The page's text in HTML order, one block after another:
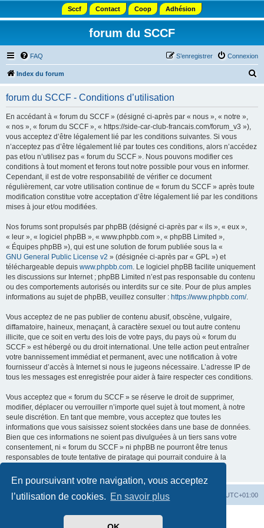
En poursuivant votre navigation, vous acceptez
l’utilisation de cookies. En savoir plus
Sccf Contact Coop Adhésion
forum du SCCF
FAQ Connexion
S’enregistrer
Index du forum
forum du SCCF - Conditions d’utilisation
En accédant à « forum du SCCF » (désigné ci-après par « nous », « notre »,
« nos », « forum du SCCF », « https://side-car-club-francais.com/forum_v3 »),
vous acceptez d’être légalement lié par les conditions suivantes. Si vous
n’acceptez pas d’être légalement lié par toutes ces conditions, alors n’accédez
pas et/ou n’utilisez pas « forum du SCCF ». Nous pouvons modifier ces
conditions à tout moment et ferons tout notre possible pour vous en informer.
Cependant, il est de votre responsabilité de vérifier ce document
régulièrement, car votre utilisation continue de « forum du SCCF » après toute
modification constitue votre acceptation d’être légalement lié par les conditions
mises à jour et/ou modifiées.
Nos forums sont propulsés par phpBB (désigné ci-après par « ils », « eux »,
« leur », « logiciel phpBB », « www.phpbb.com », « phpBB Limited »,
« Équipes phpBB »), qui est une solution de forum publiée sous la «
GNU General Public License v2 » (désignée ci-après par « GPL ») et
téléchargeable depuis www.phpbb.com. Le logiciel phpBB facilite uniquement
les discussions sur Internet ; phpBB Limited n’est pas responsable du contenu
ou des comportements autorisés ou interdits sur ce site. Pour de plus amples
informations au sujet de phpBB, veuillez consulter : https://www.phpbb.com/.
Vous acceptez de ne pas publier de contenu abusif, obscène, vulgaire,
diffamatoire, haineux, menaçant, à caractère sexuel ou tout autre contenu
illicite, que ce soit en vertu des lois de votre pays, du pays où « forum du
SCCF » est hébergé ou du droit international. Une telle action peut entraîner
votre bannissement immédiat et permanent, avec une notification à votre
fournisseur d’accès à Internet si nous le jugeons nécessaire. L’adresse IP de
tous les messages est enregistrée pour aider à faire respecter ces conditions.
Vous acceptez que « forum du SCCF » se réserve le droit de supprimer,
modifier, déplacer ou verrouiller n’importe quel sujet à tout moment, à notre
seule discrétion. En tant que membre, vous acceptez que toutes les
informations que vous saisissez soient stockées dans une base de données.
Bien que ces informations ne soient pas divulguées à un tiers sans votre
consentement, ni « forum du SCCF » ni phpBB ne pourront être tenus
responsables de toute tentative de piratage qui pourrait conduire à la
Index du forum UTC+01:00
Développé parphpBB® Forum Software © phpBB Limited
Traduit par